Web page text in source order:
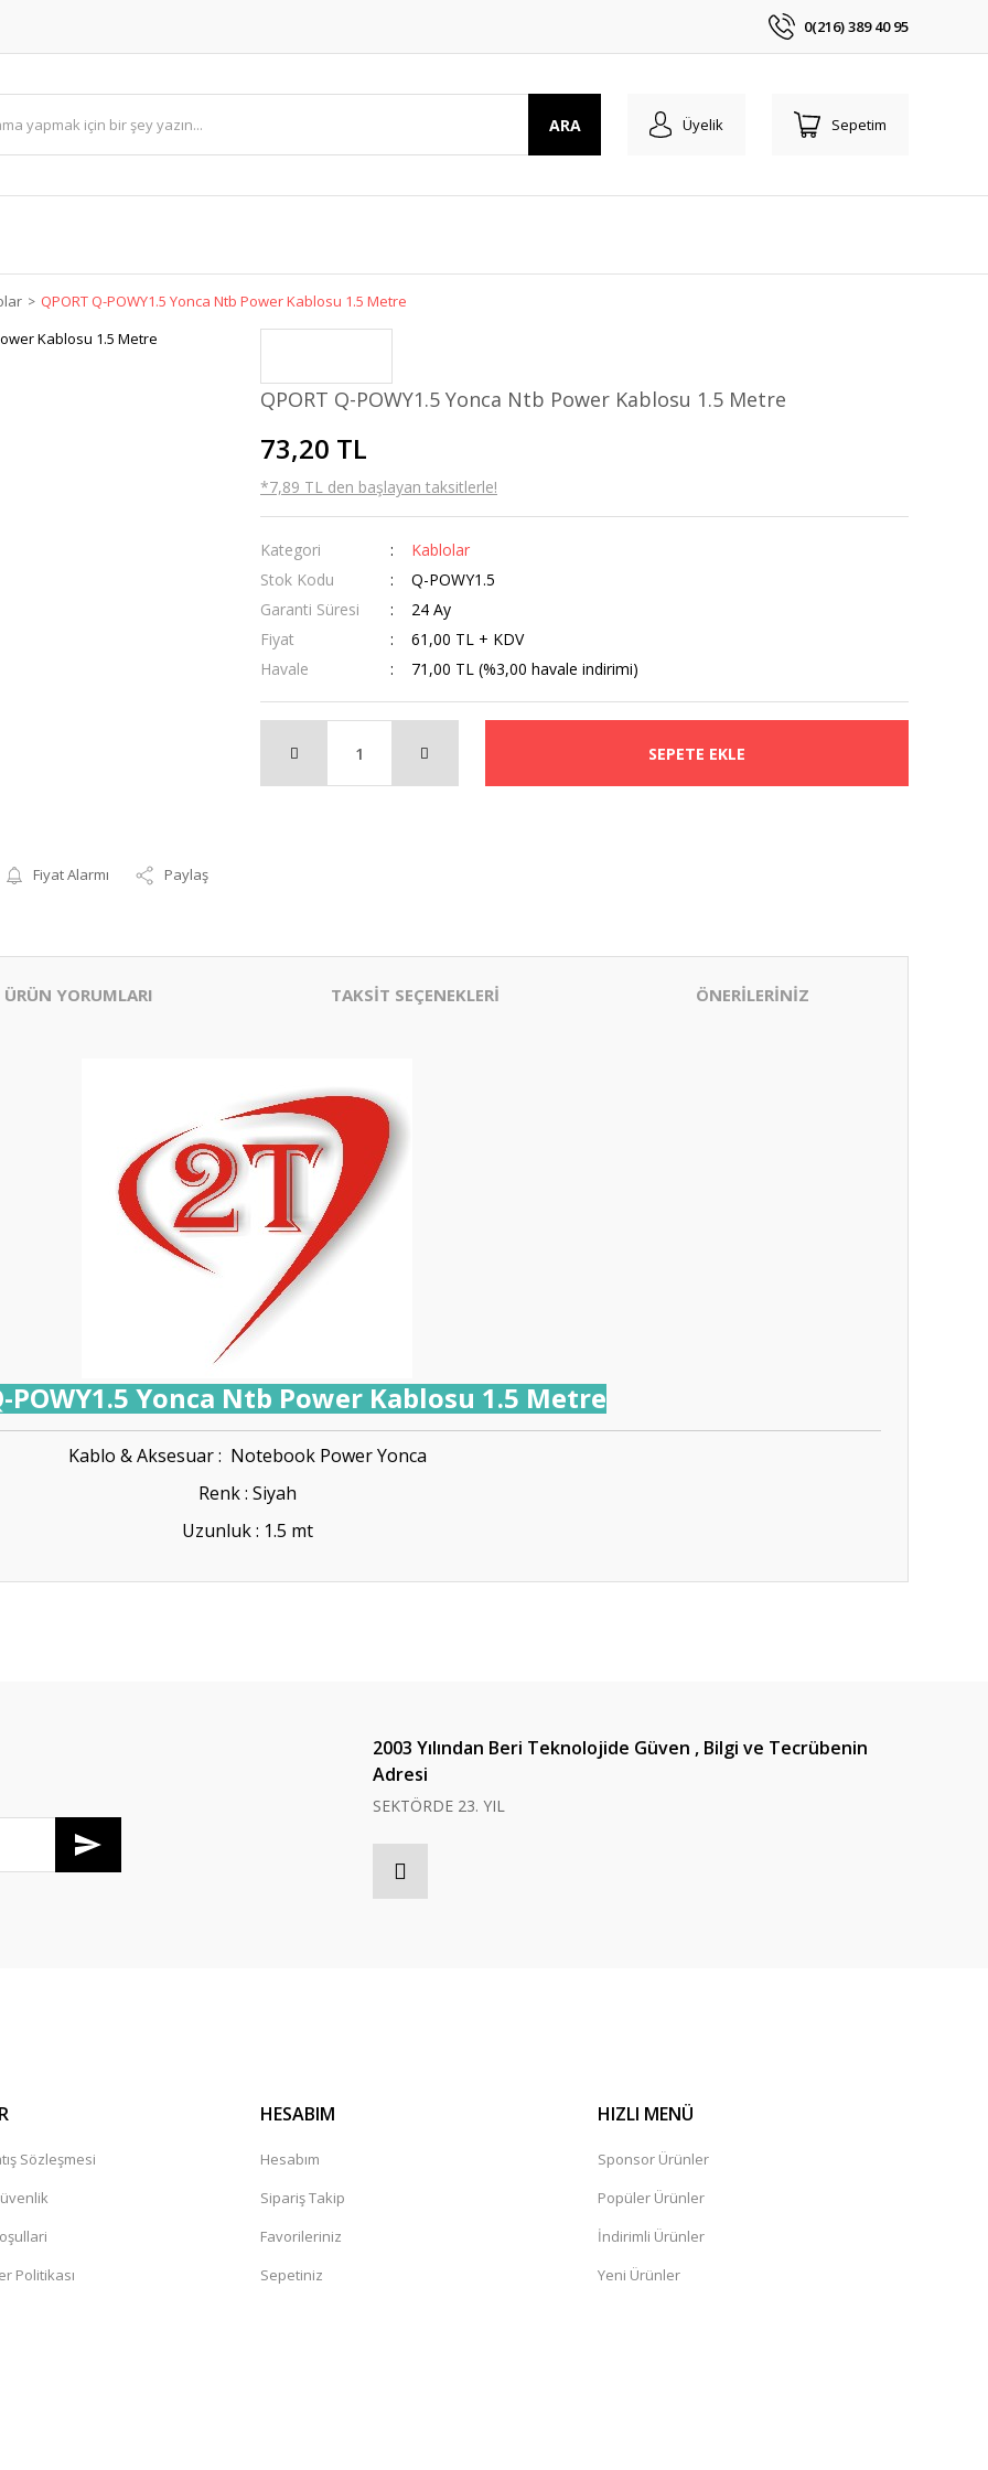
0(216) 389 40 95
ARA Üyelik Sepetim
QPORT Q-POWY1.5 Yonca Ntb Power Kablosu 1.5 Metre
Fiyat Alarmı Paylaş
QPORT Q-POWY1.5 Yonca Ntb Power Kablosu 1.5 Metre
73,20 TL
*7,89 TL den başlayan taksitlerle!
Kategori
Kablolar
Stok Kodu
Q-POWY1.5
Garanti Süresi
24 Ay
Fiyat
61,00 TL + KDV
Havale
71,00 TL (%3,00 havale indirimi)
SEPETE EKLE
ÜRÜN YORUMLARI TAKSİT SEÇENEKLERİ ÖNERİLERİNİZ
POWY1.5 Yonca Ntb Power Kablosu 1.5 Metre
Kablo & Aksesuar : Notebook Power Yonca
Renk : Siyah
Uzunluk : 1.5 mt
2003 Yılından Beri Teknolojide Güven , Bilgi ve Tecrübenin
Adresi
SEKTÖRDE 23. YIL
Sözleşmesi
Politikası
HESABIM
Hesabım
Sipariş Takip
Favorileriniz
Sepetiniz
HIZLI MENÜ
Sponsor Ürünler
Popüler Ürünler
İndirimli Ürünler
Yeni Ürünler